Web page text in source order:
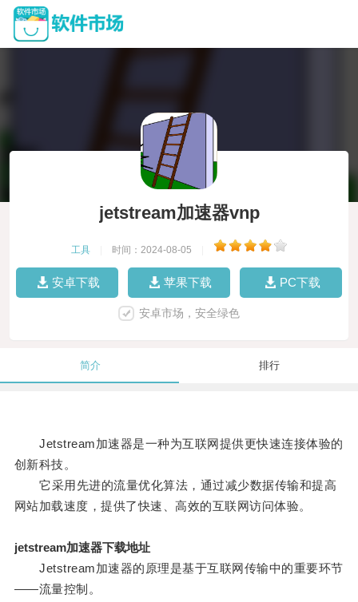
jetstream加速器vnp
工具 时间：2024-08-05
安卓下载 苹果下载 PC下载
安卓市场，安全绿色
简介 排行
Jetstream加速器是一种为互联网提供更快速连接体验的
创新科技。
它采用先进的流量优化算法，通过减少数据传输和提高
网站加载速度，提供了快速、高效的互联网访问体验。
jetstream加速器下载地址
Jetstream加速器的原理是基于互联网传输中的重要环节
——流量控制。